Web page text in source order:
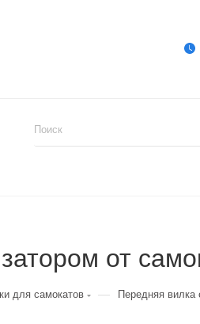
от
для самокатов — Передняя вилка